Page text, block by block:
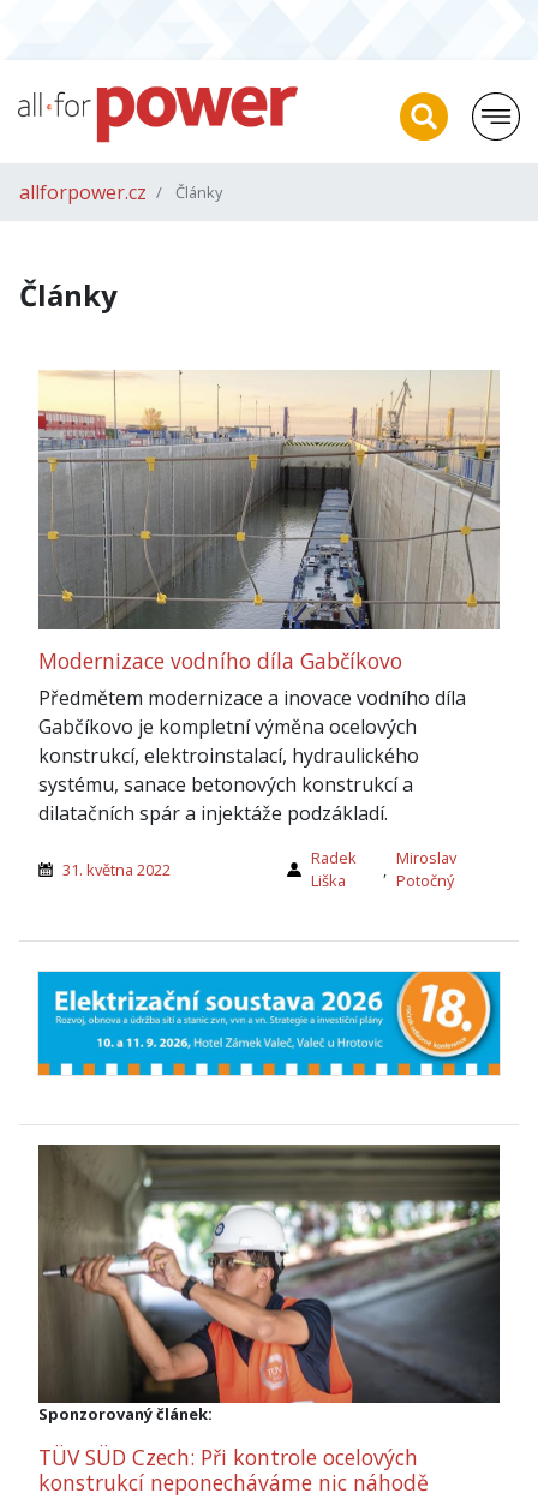
allforpower.cz Články
Články
Modernizace vodního díla Gabčíkovo
Předmětem modernizace a inovace vodního díla
Gabčíkovo je kompletní výměna ocelových
konstrukcí, elektroinstalací, hydraulického
systému, sanace betonových konstrukcí a
dilatačních spár a injektáže podzákladí.
31. května 2022
Radek
Liška
,
Miroslav
Potočný
Sponzorovaný článek:
TÜV SÜD Czech: Při kontrole ocelových
konstrukcí neponecháváme nic náhodě